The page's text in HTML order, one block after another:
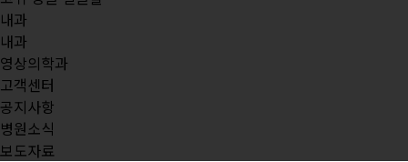
내과
내과
영상의학과
고객센터
공지사항
병원소식
보도자료